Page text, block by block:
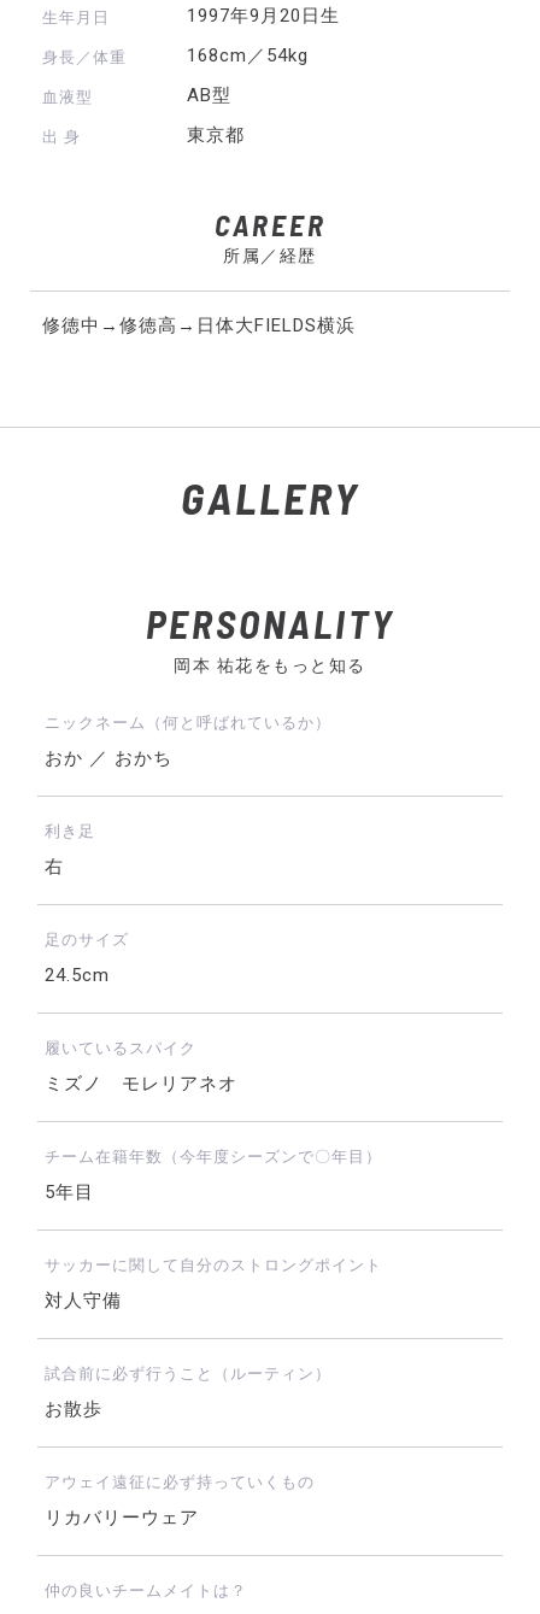
生年月日 1997年9月20日生
身長／体重 168cm／54kg
血液型 AB型
出 身 東京都
CAREER
所属／経歴
修徳中→修徳高→日体大FIELDS横浜
GALLERY
PERSONALITY
岡本 祐花をもっと知る
ニックネーム（何と呼ばれているか）
おか ／ おかち
利き足
右
足のサイズ
24.5cm
履いているスパイク
ミズノ モレリアネオ
チーム在籍年数（今年度シーズンで〇年目）
5年目
サッカーに関して自分のストロングポイント
対人守備
試合前に必ず行うこと（ルーティン）
お散歩
アウェイ遠征に必ず持っていくもの
リカバリーウェア
仲の良いチームメイトは？